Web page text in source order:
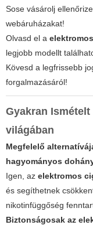
Sose vásárolj
webáruházakat!
Olvasd el a
legjobb modellt
Kövesd a legfrissebb
forgalmazásáról!
Gyakran Ismételt
világában
Megfelelő
hagyományos
Igen, az elektromos
és segíthetnek
nikotinfüggőség
Biztonságosak az